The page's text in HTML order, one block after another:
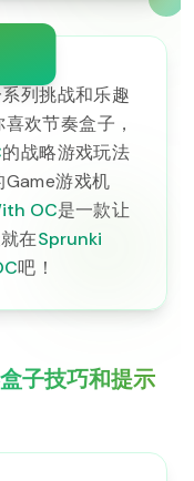
列挑战和乐趣
欢节奏盒子，
的战略游戏玩法
游戏机
OC是一款让
在Sprunki
吧！
子技巧和提示